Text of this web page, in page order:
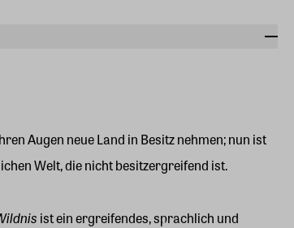
Augen neue Land in Besitz nehmen; nun ist
Welt, die nicht besitzergreifend ist.
ist ein ergreifendes, sprachlich und